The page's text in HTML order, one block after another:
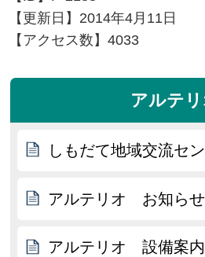
【更新日】 2014年4月11日
【アクセス数】4033
アルテ
しもだて地域交流セ
アルテリオ お知らせ
アルテリオ 設備案内